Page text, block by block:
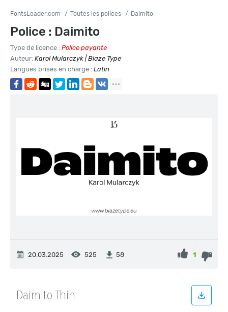
FontsLoader.com Toutes les polices Daimito
Police : Daimito
Type de licence : Police payante
Auteur: Karol Mularczyk | Blaze Type
Langues prises en charge : Latin
20.03.2025 525 58 1